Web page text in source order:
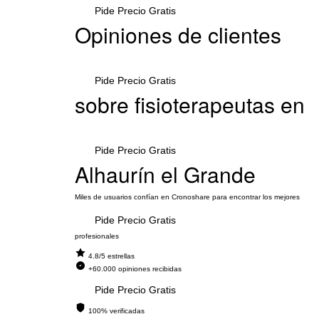
Pide Precio Gratis
Pide Precio Gratis
Pide Precio Gratis
Pide Precio Gratis
Pide Precio Gratis
Opiniones de clientes
sobre fisioterapeutas en
Alhaurín el Grande
Miles de usuarios confían en Cronoshare para encontrar los mejores
profesionales
4.8/5 estrellas
+60.000 opiniones recibidas
100% verificadas